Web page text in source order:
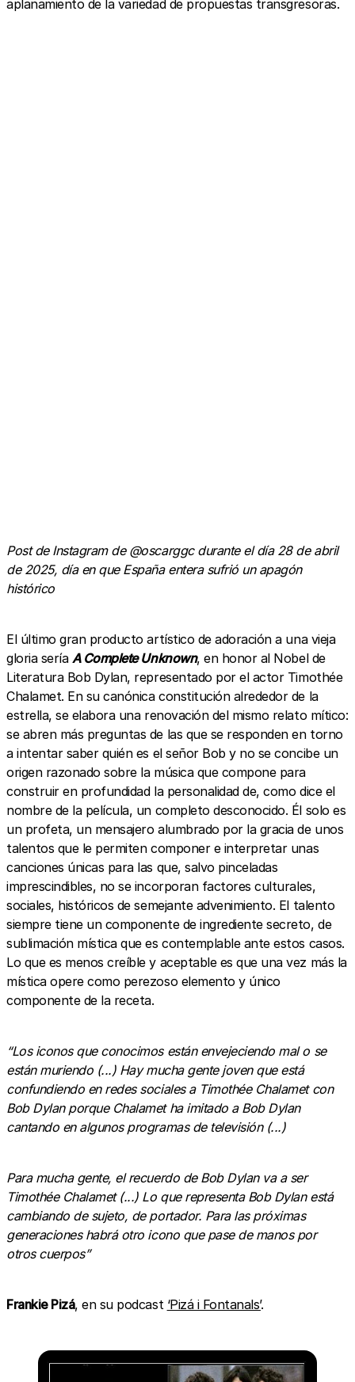
aplanamiento de la variedad de propuestas transgresoras.
Post de Instagram de @oscarggc durante el día 28 de abril
de 2025, día en que España entera sufrió un apagón
histórico
El último gran producto artístico de adoración a una vieja
gloria sería A Complete Unknown, en honor al Nobel de
Literatura Bob Dylan, representado por el actor Timothée
Chalamet. En su canónica constitución alrededor de la
estrella, se elabora una renovación del mismo relato mítico:
se abren más preguntas de las que se responden en torno
a intentar saber quién es el señor Bob y no se concibe un
origen razonado sobre la música que compone para
construir en profundidad la personalidad de, como dice el
nombre de la película, un completo desconocido. Él solo es
un profeta, un mensajero alumbrado por la gracia de unos
talentos que le permiten componer e interpretar unas
canciones únicas para las que, salvo pinceladas
imprescindibles, no se incorporan factores culturales,
sociales, históricos de semejante advenimiento. El talento
siempre tiene un componente de ingrediente secreto, de
sublimación mística que es contemplable ante estos casos.
Lo que es menos creíble y aceptable es que una vez más la
mística opere como perezoso elemento y único
componente de la receta.
“Los iconos que conocimos están envejeciendo mal o se
están muriendo (...) Hay mucha gente joven que está
confundiendo en redes sociales a Timothée Chalamet con
Bob Dylan porque Chalamet ha imitado a Bob Dylan
cantando en algunos programas de televisión (...)
Para mucha gente, el recuerdo de Bob Dylan va a ser
Timothée Chalamet (...) Lo que representa Bob Dylan está
cambiando de sujeto, de portador. Para las próximas
generaciones habrá otro icono que pase de manos por
otros cuerpos”
Frankie Pizá, en su podcast ‘Pizá i Fontanals’.